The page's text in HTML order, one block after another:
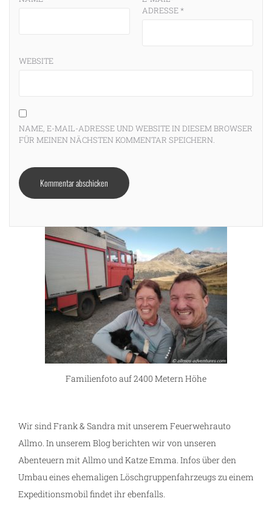
ADRESSE*
WEBSITE
NAME, E-MAIL-ADRESSE UND WEBSITE IN DIESEM BROWSER
FÜR MEINEN NÄCHSTEN KOMMENTAR SPEICHERN.
Familienfoto auf 2400 Metern Höhe
Wir sind Frank & Sandra mit unserem Feuerwehrauto
Allmo. In unserem Blog berichten wir von unseren
Abenteuern mit Allmo und Katze Emma. Infos über den
Umbau eines ehemaligen Löschgruppenfahrzeugs zu einem
Expeditionsmobil findet ihr ebenfalls.